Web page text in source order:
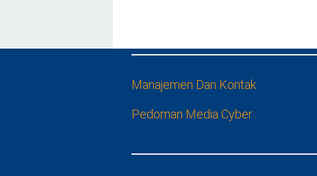
Manajemen Dan Kontak
Pedoman Media Cyber